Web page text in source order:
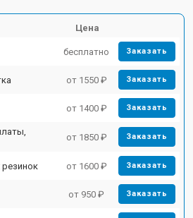
Цена
бесплатно Заказать
от 1550 ₽ Заказать
от 1400 ₽ Заказать
от 1850 ₽ Заказать
резинок от 1600 ₽ Заказать
от 950 ₽ Заказать